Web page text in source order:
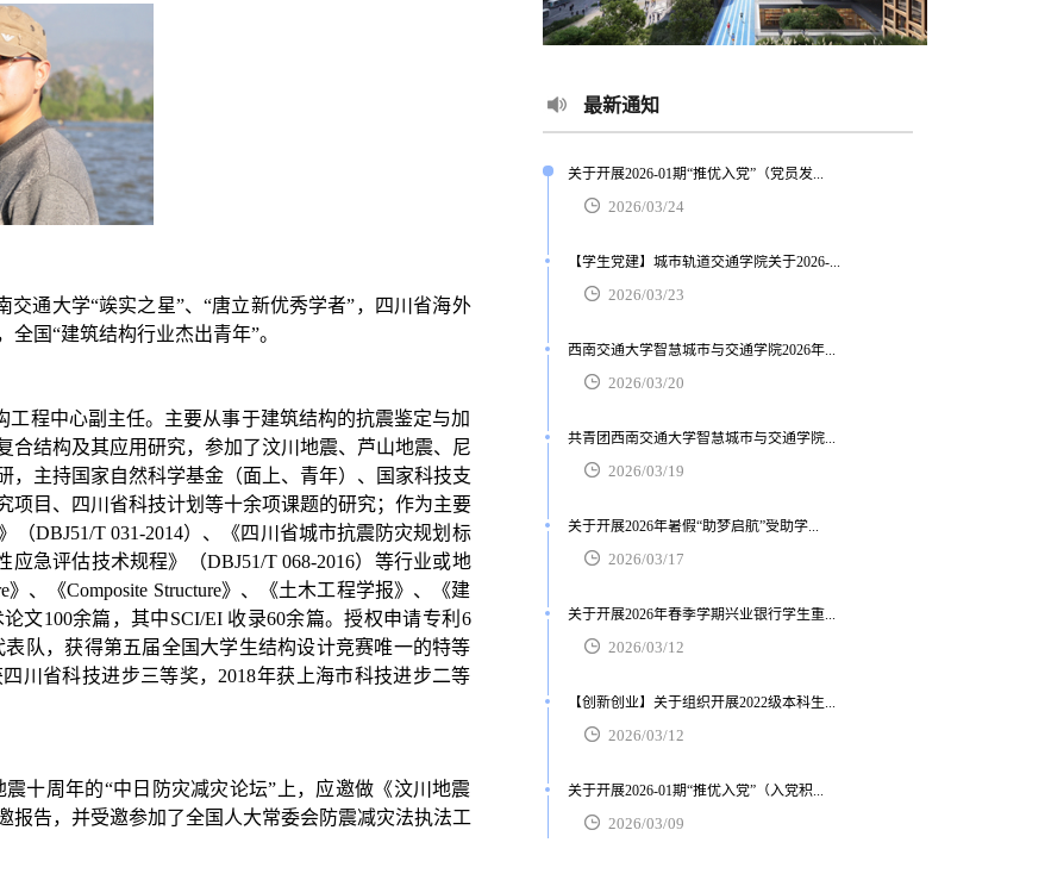
通大学“竢实之星”、“唐立新优秀学者”，四川省海外
国“建筑结构行业杰出青年”。
程中心副主任。主要从事于建筑结构的抗震鉴定与加
合结构及其应用研究，参加了汶川地震、芦山地震、尼
主持国家自然科学基金（面上、青年）、国家科技支
目、四川省科技计划等十余项课题的研究；作为主要
DBJ51/T 031-2014）、《四川省城市抗震防灾规划标
应急评估技术规程》（DBJ51/T 068-2016）等行业或地
、《Composite Structure》、《土木工程学报》、《建
文100余篇，其中SCI/EI 收录60余篇。授权申请专利6
队，获得第五届全国大学生结构设计竞赛唯一的特等
川省科技进步三等奖，2018年获上海市科技进步二等
十周年的“中日防灾减灾论坛”上，应邀做《汶川地震
告，并受邀参加了全国人大常委会防震减灾法执法工
最新通知
关于开展2026-01期“推优入党”（党员发...
2026/03/24
【学生党建】城市轨道交通学院关于2026-...
2026/03/23
西南交通大学智慧城市与交通学院2026年...
2026/03/20
共青团西南交通大学智慧城市与交通学院...
2026/03/19
关于开展2026年暑假“助梦启航”受助学...
2026/03/17
关于开展2026年春季学期兴业银行学生重...
2026/03/12
【创新创业】关于组织开展2022级本科生...
2026/03/12
关于开展2026-01期“推优入党”（入党积...
2026/03/09